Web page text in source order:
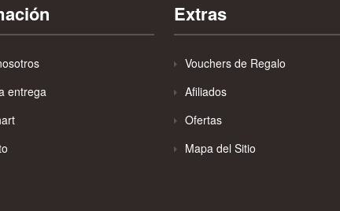
entrega
Extras
Vouchers de Regalo
Afiliados
Ofertas
Mapa del Sitio